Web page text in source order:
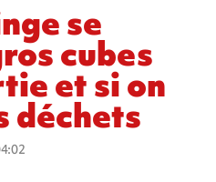
se
cubes
et si on
déchets